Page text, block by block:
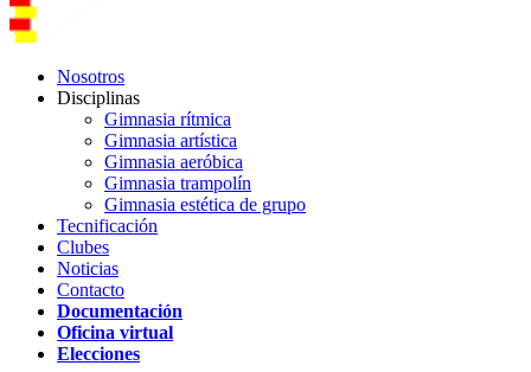
Nosotros
Disciplinas
Gimnasia rítmica
Gimnasia artística
Gimnasia aeróbica
Gimnasia trampolín
Gimnasia estética de grupo
Tecnificación
Clubes
Noticias
Contacto
Documentación
Oficina virtual
Elecciones